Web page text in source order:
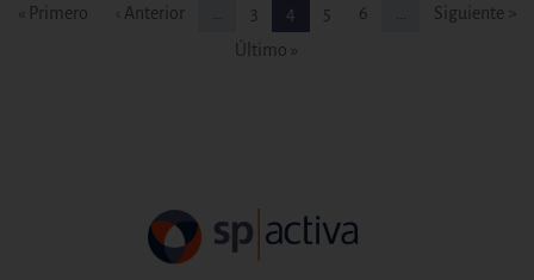
Primera pàgina
« Primero Pàgina anterior
‹ Anterior Pàgina
3 Pàgina
4 Pàgina
5 Pàgina
6 Pàgina
Siguiente >
Última pàgina
Último »